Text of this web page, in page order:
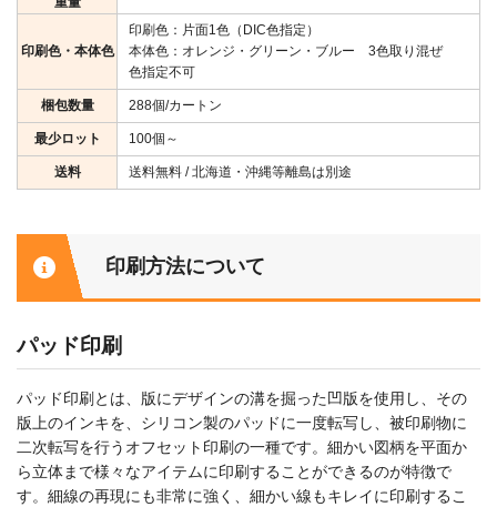
印刷色・本体色
印刷色：片面1色（DIC色指定）
本体色：オレンジ・グリーン・ブルー 3色取り混ぜ
色指定不可
梱包数量 288個/カートン
最少ロット 100個～
送料 送料無料 / 北海道・沖縄等離島は別途
印刷方法について
パッド印刷
パッド印刷とは、版にデザインの溝を掘った凹版を使用し、その
版上のインキを、シリコン製のパッドに一度転写し、被印刷物に
二次転写を行うオフセット印刷の一種です。細かい図柄を平面か
ら立体まで様々なアイテムに印刷することができるのが特徴で
す。細線の再現にも非常に強く、細かい線もキレイに印刷するこ